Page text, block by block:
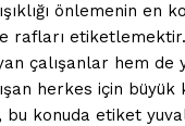
önlemenin en
rafları
çalışanlar hem de
herkes için büyük
, bu konuda etiket